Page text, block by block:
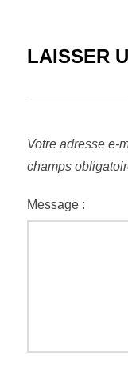
LAISSER
Votre adresse e-
champs
Message :